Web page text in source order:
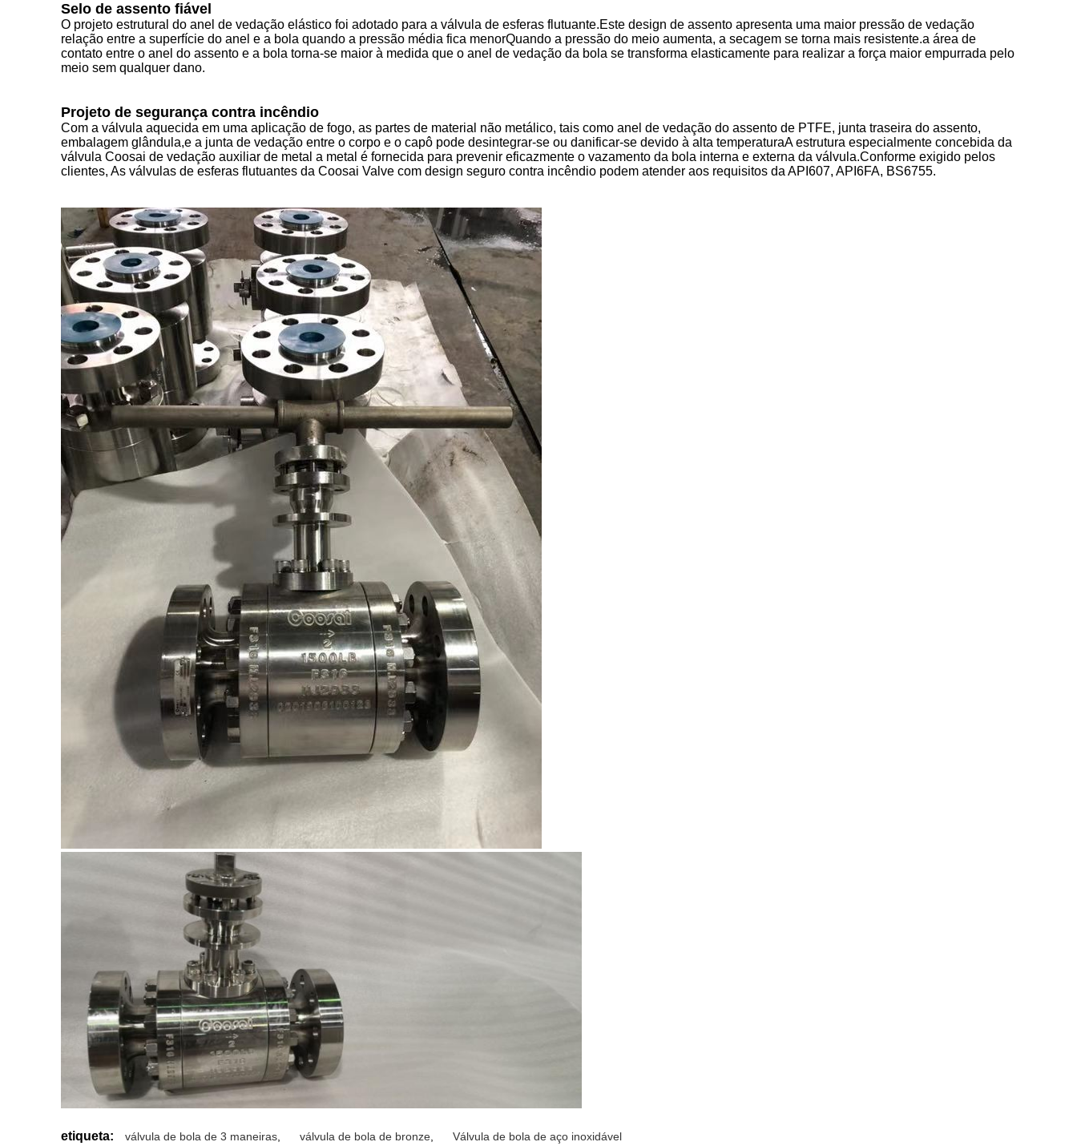
Selo de assento fiável
O projeto estrutural do anel de vedação elástico foi adotado para a válvula de esferas flutuante.Este design de assento apresenta uma maior pressão de vedação
relação entre a superfície do anel e a bola quando a pressão média fica menorQuando a pressão do meio aumenta, a secagem se torna mais resistente.a área de
contato entre o anel do assento e a bola torna-se maior à medida que o anel de vedação da bola se transforma elasticamente para realizar a força maior empurrada pelo
meio sem qualquer dano.
Projeto de segurança contra incêndio
Com a válvula aquecida em uma aplicação de fogo, as partes de material não metálico, tais como anel de vedação do assento de PTFE, junta traseira do assento,
embalagem glândula,e a junta de vedação entre o corpo e o capô pode desintegrar-se ou danificar-se devido à alta temperaturaA estrutura especialmente concebida da
válvula Coosai de vedação auxiliar de metal a metal é fornecida para prevenir eficazmente o vazamento da bola interna e externa da válvula.Conforme exigido pelos
clientes, As válvulas de esferas flutuantes da Coosai Valve com design seguro contra incêndio podem atender aos requisitos da API607, API6FA, BS6755.
etiqueta: válvula de bola de 3 maneiras válvula de bola de bronze Válvula de bola de aço inoxidável